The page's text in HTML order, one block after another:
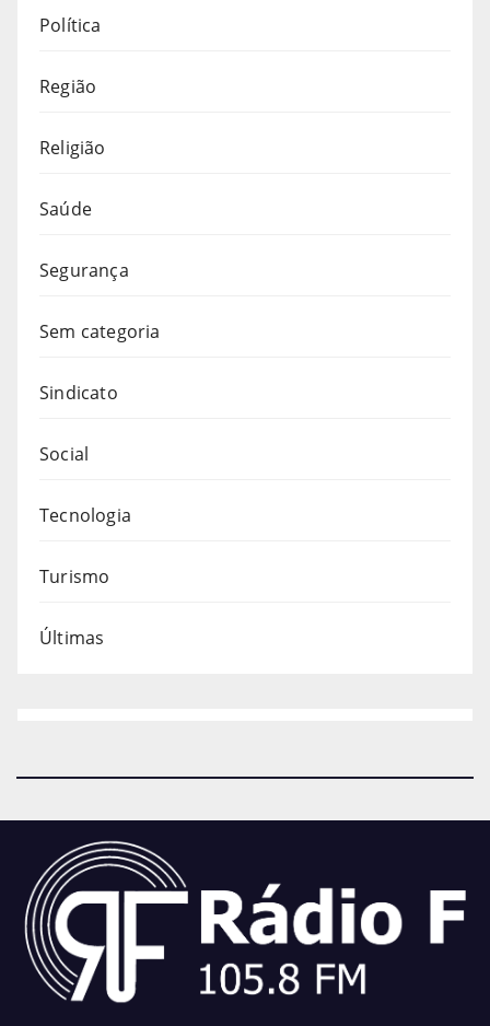
Política
Região
Religião
Saúde
Segurança
Sem categoria
Sindicato
Social
Tecnologia
Turismo
Últimas